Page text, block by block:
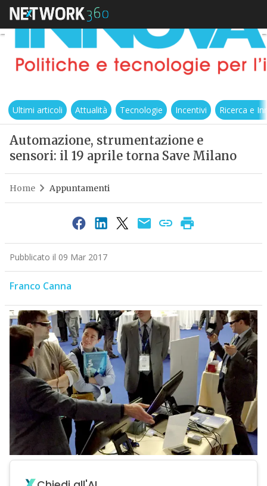
Ultimi articoli Attualità Tecnologie Incentivi Ricerca e
Automazione, strumentazione e
sensori: il 19 aprile torna Save Milano
Home Appuntamenti
Pubblicato il 09 Mar 2017
Franco Canna